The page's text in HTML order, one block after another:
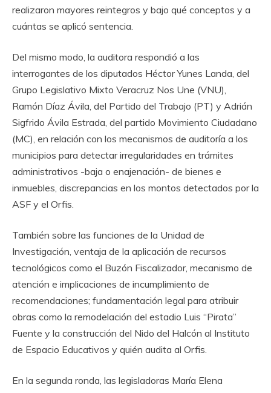
realizaron mayores reintegros y bajo qué conceptos y a
cuántas se aplicó sentencia.
Del mismo modo, la auditora respondió a las
interrogantes de los diputados Héctor Yunes Landa, del
Grupo Legislativo Mixto Veracruz Nos Une (VNU),
Ramón Díaz Ávila, del Partido del Trabajo (PT) y Adrián
Sigfrido Ávila Estrada, del partido Movimiento Ciudadano
(MC), en relación con los mecanismos de auditoría a los
municipios para detectar irregularidades en trámites
administrativos -baja o enajenación- de bienes e
inmuebles, discrepancias en los montos detectados por la
ASF y el Orfis.
También sobre las funciones de la Unidad de
Investigación, ventaja de la aplicación de recursos
tecnológicos como el Buzón Fiscalizador, mecanismo de
atención e implicaciones de incumplimiento de
recomendaciones; fundamentación legal para atribuir
obras como la remodelación del estadio Luis “Pirata”
Fuente y la construcción del Nido del Halcón al Instituto
de Espacio Educativos y quién audita al Orfis.
En la segunda ronda, las legisladoras María Elena